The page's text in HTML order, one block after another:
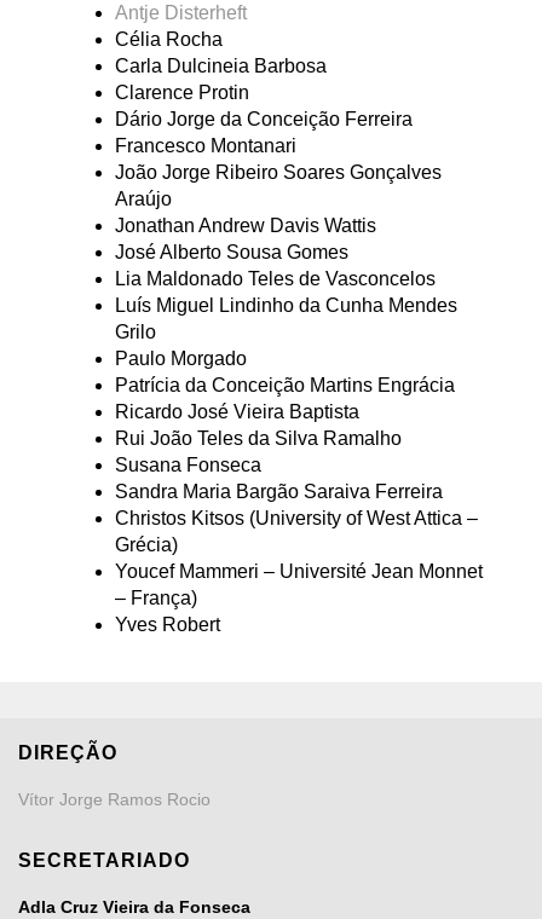
Antje Disterheft
Célia Rocha
Carla Dulcineia Barbosa
Clarence Protin
Dário Jorge da Conceição Ferreira
Francesco Montanari
João Jorge Ribeiro Soares Gonçalves
Araújo
Jonathan Andrew Davis Wattis
José Alberto Sousa Gomes
Lia Maldonado Teles de Vasconcelos
Luís Miguel Lindinho da Cunha Mendes
Grilo
Paulo Morgado
Patrícia da Conceição Martins Engrácia
Ricardo José Vieira Baptista
Rui João Teles da Silva Ramalho
Susana Fonseca
Sandra Maria Bargão Saraiva Ferreira
Christos Kitsos (University of West Attica –
Grécia)
Youcef Mammeri – Université Jean Monnet
– França)
Yves Robert
DIREÇÃO
Vítor Jorge Ramos Rocio
SECRETARIADO
Adla Cruz Vieira da Fonseca